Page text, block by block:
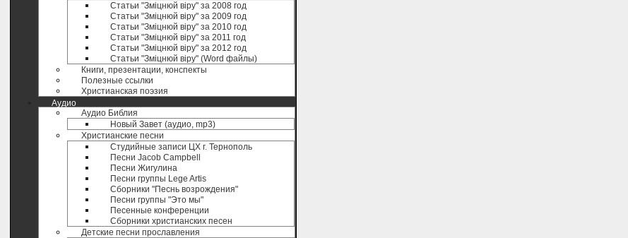
Статьи "Зміцнюй віру" за 2008 год
Статьи "Зміцнюй віру" за 2009 год
Статьи "Зміцнюй віру" за 2010 год
Статьи "Зміцнюй віру" за 2011 год
Статьи "Зміцнюй віру" за 2012 год
Статьи "Зміцнюй віру" (Word файлы)
Книги, презентации, конспекты
Полезные ccылки
Христианская поэзия
Аудио
Аудио Библия
Новый Завет (аудио, mp3)
Христианские песни
Студийные записи ЦХ г. Тернополь
Песни Jacob Campbell
Песни Жигулина
Песни группы Lege Artis
Сборники "Песнь возрождения"
Песни группы "Это мы"
Песенные конференции
Сборники христианских песен
Детские песни прославления